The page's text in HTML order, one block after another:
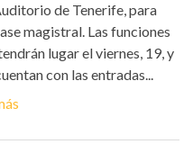
de Tenerife, para
magistral. Las funciones
lugar el viernes, 19, y
con las entradas...